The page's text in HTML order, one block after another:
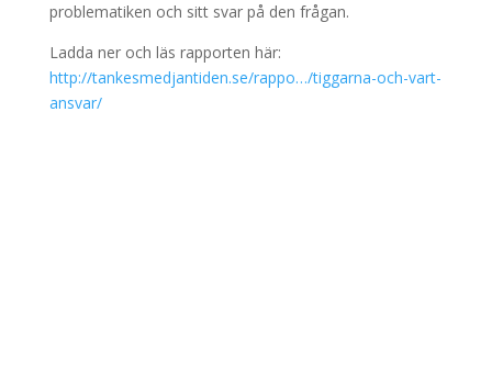
problematiken och sitt svar på den frågan.
Ladda ner och läs rapporten här:
http://tankesmedjantiden.se/rappo…/tiggarna-och-vart-
ansvar/